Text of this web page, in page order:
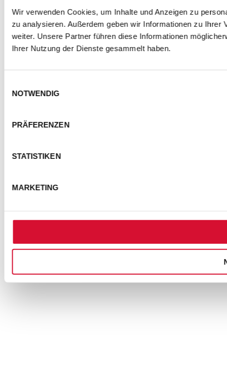
Wir verwenden Cookies, um Inhalte und Anzeigen zu
zu analysieren. Außerdem geben wir Informationen zu
weiter. Unsere Partner führen diese Informationen
Ihrer Nutzung der Dienste gesammelt haben.
NOTWENDIG
PRÄFERENZEN
STATISTIKEN
MARKETING